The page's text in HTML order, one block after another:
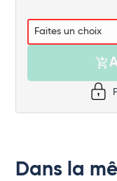
Dans la